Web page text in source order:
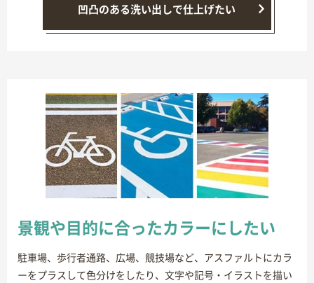
凹凸のある洗い出しで仕上げたい
景観や目的に合ったカラーにしたい
駐車場、歩行者通路、広場、競技場など、アスファルトにカラ
ーをプラスして色分けをしたり、文字や記号・イラストを描い